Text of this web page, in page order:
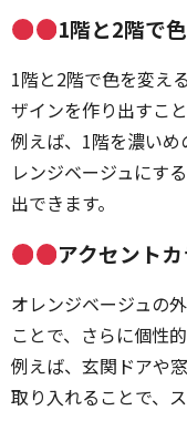
1階と2階で
1階と2階で色を変え
ザインを作り出すこと
例えば、1階を濃い
レンジベージュにす
出できます。
アクセント
オレンジベージュの
ことで、さらに個性
例えば、玄関ドアや
取り入れることで、